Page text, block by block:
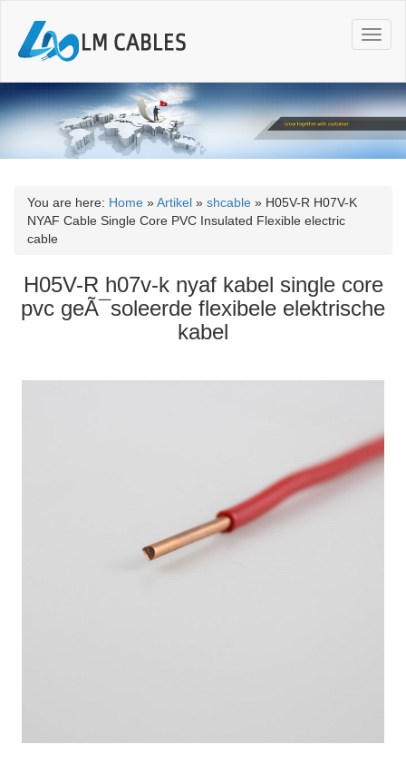
T
o
g
l
n
a
o
n
You are here: Home »Artikel » shcable » H05V-R H07V-K
NYAF Cable Single Core PVC Insulated Flexible electric
cable
H05V-R h07v-k nyaf kabel single core
pvc geÃ¯soleerde flexibele elektrische
kabel